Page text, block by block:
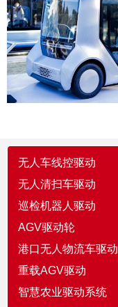
无人车线控驱动
无人清扫车驱动
巡检机器人驱动
AGV驱动轮
港口无人物流车驱动
重载AGV驱动
智慧农业驱动系统